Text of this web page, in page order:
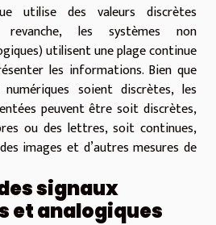
utilise des valeurs discrètes
revanche, les systèmes non
utilisent une plage continue
les informations. Bien que
soient discrètes, les
peuvent être soit discrètes,
ou des lettres, soit continues,
images et d’autres mesures de
signaux
et analogiques